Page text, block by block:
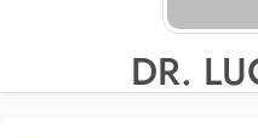
DR.